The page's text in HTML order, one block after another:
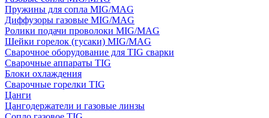
Пружины для сопла MIG/MAG
Диффузоры газовые MIG/MAG
Ролики подачи проволоки MIG/MAG
Шейки горелок (гусаки) MIG/MAG
Сварочное оборудование для TIG сварки
Сварочные аппараты TIG
Блоки охлаждения
Сварочные горелки TIG
Цанги
Цангодержатели и газовые линзы